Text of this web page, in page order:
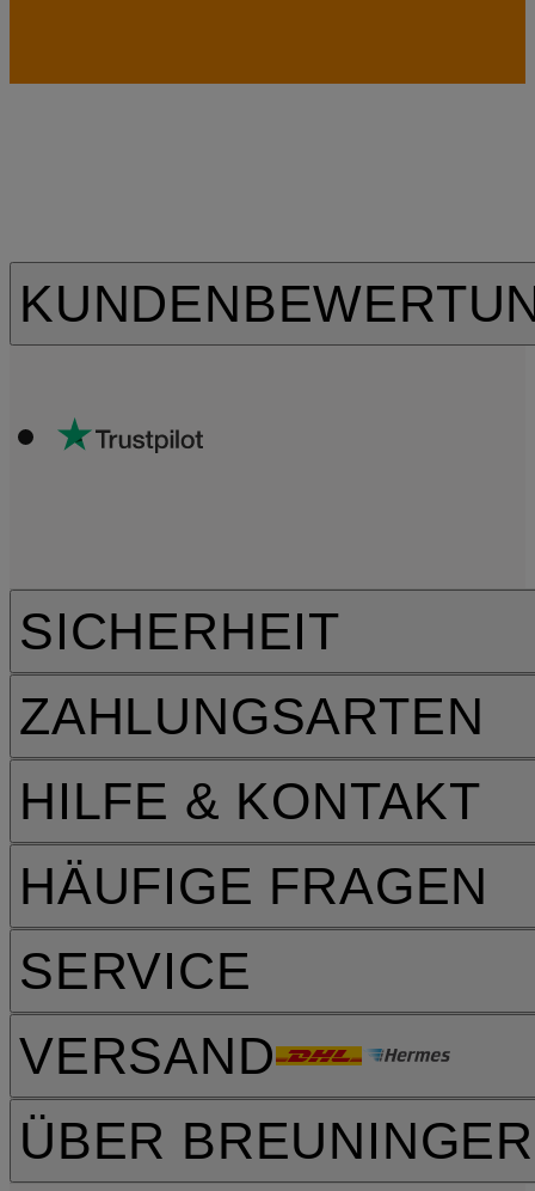
HILFE & KONTAKT
HÄUFIGE FRAGEN
SERVICE
VERSAND
SICHERHEIT
ZAHLUNGSARTEN
ÜBER BREUNINGER